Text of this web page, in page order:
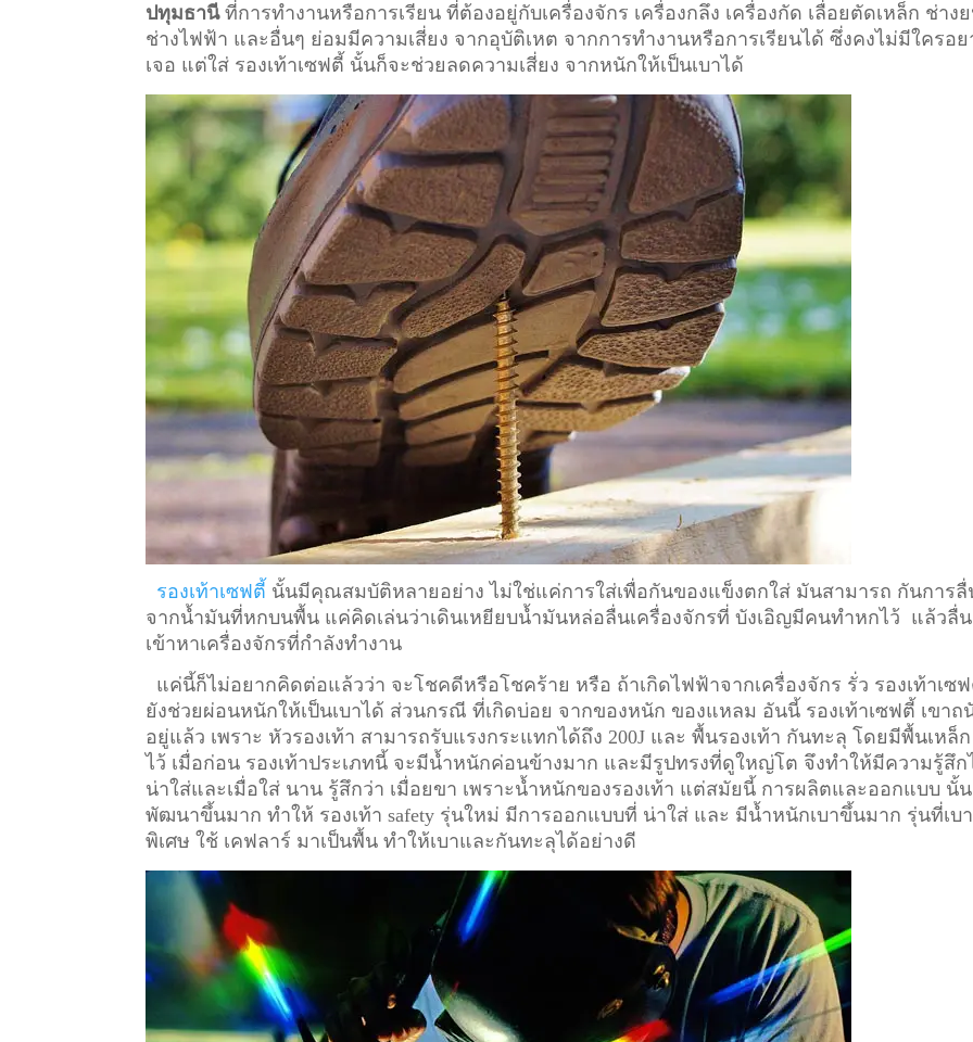
ปทุมธานีที่การทำงานหรือการเรียน ที่ต้องอยู่กับเครื่องจักร เครื่องกลึง เครื่องกัด เลื่อยตัดเหล็ก ช่าง
ช่างไฟฟ้า และอื่นๆ ย่อมมีความเสี่ยง จากอุบัติเหต จากการทำงานหรือการเรียนได้ ซึ่งคงไม่มีใครอย
เจอ แต่ใส่ รองเท้าเซฟตี้ นั้นก็จะช่วยลดความเสี่ยง จากหนักให้เป็นเบาได้
รองเท้าเซฟตี้ นั้นมีคุณสมบัติหลายอย่าง ไม่ใช่แค่การใส่เพื่อกันของแข็งตกใส่ มันสามารถ กันการลื่
จากน้ำมันที่หกบนพื้น แค่คิดเล่นว่าเดินเหยียบน้ำมันหล่อลื่นเครื่องจักรที่ บังเอิญมีคนทำหกไว้ แล้วลื่น
เข้าหาเครื่องจักรที่กำลังทำงาน
แค่นี้ก็ไม่อยากคิดต่อแล้วว่า จะโชคดีหรือโชคร้าย หรือ ถ้าเกิดไฟฟ้าจากเครื่องจักร รั่ว รองเท้าเซ
ยังช่วยผ่อนหนักให้เป็นเบาได้ ส่วนกรณี ที่เกิดบ่อย จากของหนัก ของแหลม อันนี้ รองเท้าเซฟตี้ เขาถ
อยู่แล้ว เพราะ หัวรองเท้า สามารถรับแรงกระแทกได้ถึง 200J และ พื้นรองเท้า กันทะลุ โดยมีพื้นเหล็
ไว้ เมื่อก่อน รองเท้าประเภทนี้ จะมีน้ำหนักค่อนข้างมาก และมีรูปทรงที่ดูใหญ่โต จึงทำให้มีความรู้สึก
น่าใส่และเมื่อใส่ นาน รู้สึกว่า เมื่อยขา เพราะน้ำหนักของรองเท้า แต่สมัยนี้ การผลิตและออกแบบ นั้น
พัฒนาขึ้นมาก ทำให้ รองเท้า safety รุ่นใหม่ มีการออกแบบที่ น่าใส่ และ มีน้ำหนักเบาขึ้นมาก รุ่นที่เบา
พิเศษ ใช้ เคฟลาร์ มาเป็นพื้น ทำให้เบาและกันทะลุได้อย่างดี